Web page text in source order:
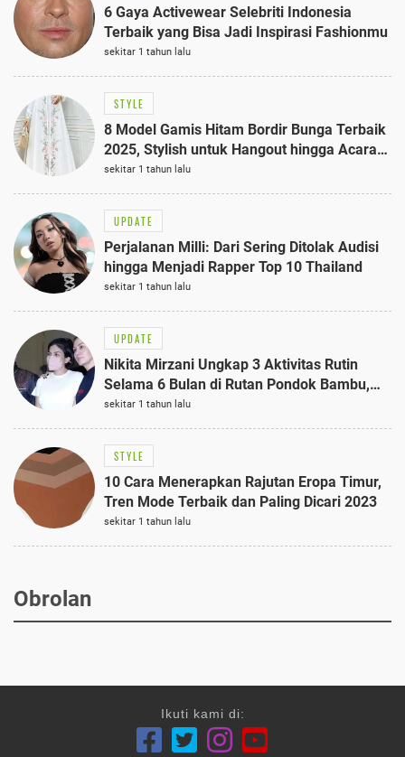
6 Gaya Activewear Selebriti Indonesia
Terbaik yang Bisa Jadi Inspirasi Fashionmu
sekitar 1 tahun lalu
STYLE
8 Model Gamis Hitam Bordir Bunga Terbaik
2025, Stylish untuk Hangout hingga Acara
Semi-Formal
sekitar 1 tahun lalu
UPDATE
Perjalanan Milli: Dari Sering Ditolak Audisi
hingga Menjadi Rapper Top 10 Thailand
sekitar 1 tahun lalu
UPDATE
Nikita Mirzani Ungkap 3 Aktivitas Rutin
Selama 6 Bulan di Rutan Pondok Bambu,
Terungkap!
sekitar 1 tahun lalu
STYLE
10 Cara Menerapkan Rajutan Eropa Timur,
Tren Mode Terbaik dan Paling Dicari 2023
sekitar 1 tahun lalu
Obrolan
Ikuti kami di: